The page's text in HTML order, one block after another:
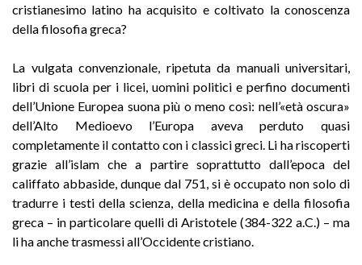
cristianesimo latino ha acquisito e coltivato la conoscenza
della filosofia greca?
La vulgata convenzionale, ripetuta da manuali universitari,
libri di scuola per i licei, uomini politici e perfino documenti
dell’Unione Europea suona più o meno così: nell’«età oscura»
dell’Alto Medioevo l’Europa aveva perduto quasi
completamente il contatto con i classici greci. Li ha riscoperti
grazie all’islam che a partire soprattutto dall’epoca del
califfato abbaside, dunque dal 751, si è occupato non solo di
tradurre i testi della scienza, della medicina e della filosofia
greca – in particolare quelli di Aristotele (384-322 a.C.) – ma
li ha anche trasmessi all’Occidente cristiano.